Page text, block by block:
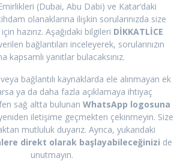
(Dubai, Abu Dabi) ve Katar’daki
olanaklarına ilişkin sorularınızda size
hazırız. Aşağıdaki bilgileri DİKKATLİCE
bağlantıları inceleyerek, sorularınızın
kapsamlı yanıtlar bulacaksınız.
bağlantılı kaynaklarda ele alınmayan ek
ya da daha fazla açıklamaya ihtiyaç
sağ altta bulunan WhatsApp logosuna
iletişime geçmekten çekinmeyin. Size
mutluluk duyarız. Ayrıca, yukarıdaki
direkt olarak başlayabileceğinizi de
unutmayın.